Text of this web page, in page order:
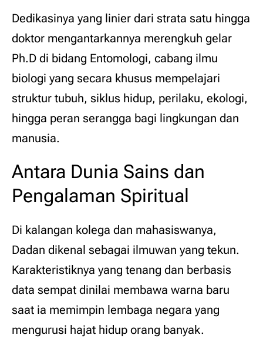
Dedikasinya yang linier dari strata satu hingga
doktor mengantarkannya merengkuh gelar
Ph.D di bidang Entomologi, cabang ilmu
biologi yang secara khusus mempelajari
struktur tubuh, siklus hidup, perilaku, ekologi,
hingga peran serangga bagi lingkungan dan
manusia.
Antara Dunia Sains dan
Pengalaman Spiritual
Di kalangan kolega dan mahasiswanya,
Dadan dikenal sebagai ilmuwan yang tekun.
Karakteristiknya yang tenang dan berbasis
data sempat dinilai membawa warna baru
saat ia memimpin lembaga negara yang
mengurusi hajat hidup orang banyak.